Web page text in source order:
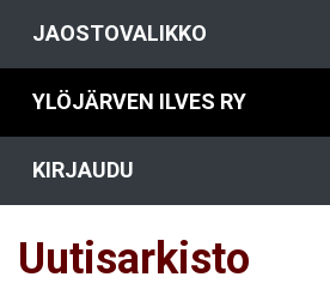
JAOSTOVALIKKO
YLÖJÄRVEN ILVES RY
KIRJAUDU
Uutisarkisto